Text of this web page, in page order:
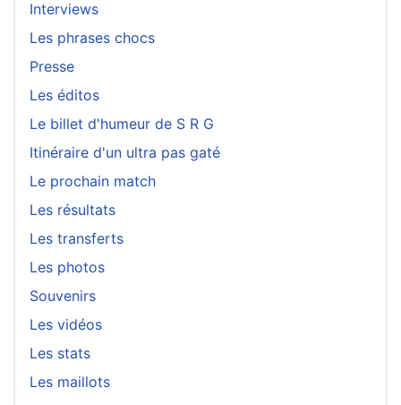
Interviews
Les phrases chocs
Presse
Les éditos
Le billet d'humeur de S R G
Itinéraire d'un ultra pas gaté
Le prochain match
Les résultats
Les transferts
Les photos
Souvenirs
Les vidéos
Les stats
Les maillots